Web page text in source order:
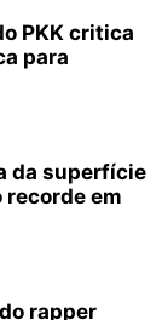
PKK critica
para
da superfície
recorde em
rapper